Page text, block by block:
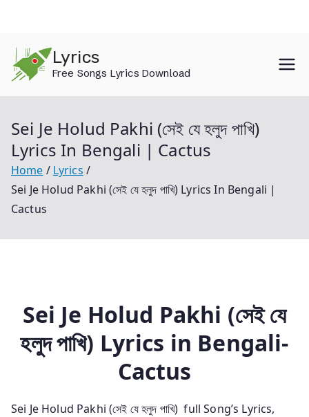
content
Lyrics
Free Songs Lyrics Download
Sei Je Holud Pakhi (সেই যে হলুদ পাখি)
Lyrics In Bengali | Cactus
Home
Lyrics
Sei Je Holud Pakhi (সেই যে হলুদ পাখি) Lyrics In Bengali |
Cactus
Sei Je Holud Pakhi (সেই যে
হলুদ পাখি) Lyrics in Bengali-
Cactus
Sei Je Holud Pakhi (সেই যে হলুদ পাখি) full Song’s Lyrics,